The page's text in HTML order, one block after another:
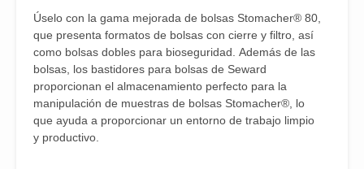
Úselo con la gama mejorada de bolsas Stomacher® 80,
que presenta formatos de bolsas con cierre y filtro, así
como bolsas dobles para bioseguridad. Además de las
bolsas, los bastidores para bolsas de Seward
proporcionan el almacenamiento perfecto para la
manipulación de muestras de bolsas Stomacher®, lo
que ayuda a proporcionar un entorno de trabajo limpio
y productivo.